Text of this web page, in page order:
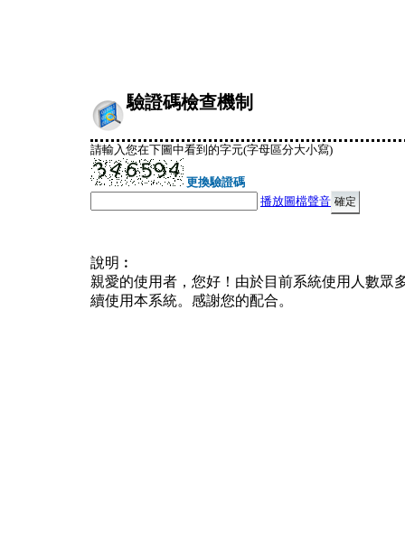
驗證碼檢查機制
請輸入您在下圖中看到的字元(字母區分大小寫)
更換驗證碼
播放圖檔聲音
說明︰
親愛的使用者，您好！由於目前系統使用人數眾
續使用本系統。感謝您的配合。